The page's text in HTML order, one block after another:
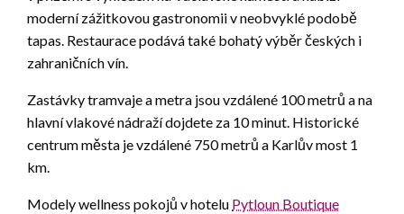
moderní zážitkovou gastronomii v neobvyklé podobě
tapas. Restaurace podává také bohatý výběr českých i
zahraničních vín.
Zastávky tramvaje a metra jsou vzdálené 100 metrů a na
hlavní vlakové nádraží dojdete za 10 minut. Historické
centrum města je vzdálené 750 metrů a Karlův most 1
km.
Modely wellness pokojů v hotelu Pytloun Boutique